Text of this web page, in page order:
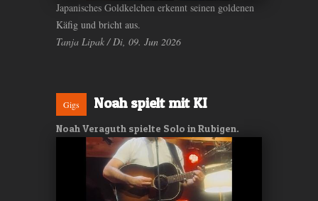
Japanisches Goldkelchen erkennt seinen goldenen
Käfig und bricht aus.
Tanja Lipak / Di, 09. Jun 2026
Gigs Noah spielt mit KI
Noah Veraguth spielte Solo in Rubigen.